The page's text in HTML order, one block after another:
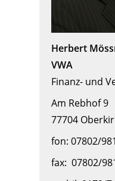
Herbert
VWA
Finanz- und
Am Rebhof 9
77704
fon: 07802/
fax: 07802/